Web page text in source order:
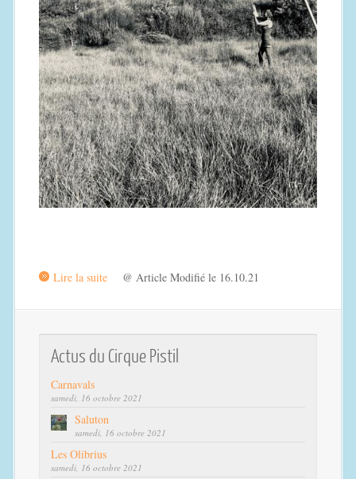
Lire la suite @ Article Modifié le 16.10.21
Actus du Cirque Pistil
Carnavals
samedi, 16 octobre 2021
Saluton
samedi, 16 octobre 2021
Les Olibrius
samedi, 16 octobre 2021